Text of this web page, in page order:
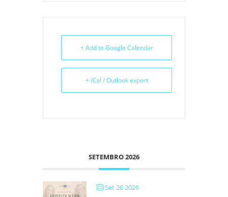
+ Add to Google Calendar
+ iCal / Outlook export
SETEMBRO 2026
Set 26 2026